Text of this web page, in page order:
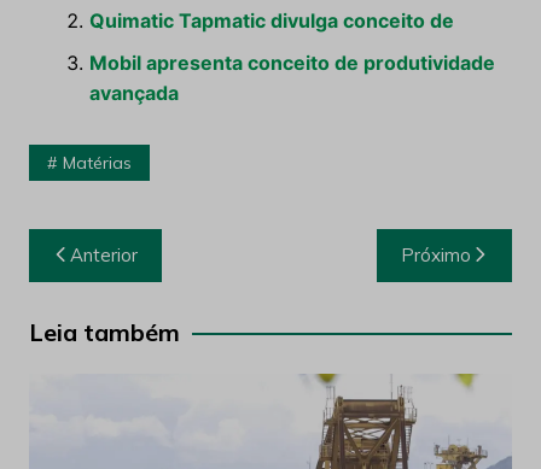
Quimatic Tapmatic divulga conceito de
Mobil apresenta conceito de produtividade
avançada
Matérias
Navegação
de
Post
Anterior Próximo
Leia também